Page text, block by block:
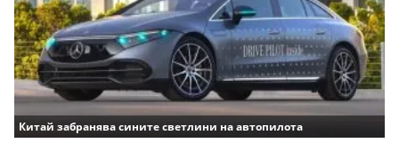
Китай забранява сините светлини на автопилота